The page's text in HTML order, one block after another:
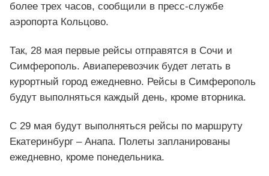
более трех часов, сообщили в пресс-службе
аэропорта Кольцово.
Так, 28 мая первые рейсы отправятся в Сочи и
Симферополь. Авиаперевозчик будет летать в
курортный город ежедневно. Рейсы в Симферополь
будут выполняться каждый день, кроме вторника.
С 29 мая будут выполняться рейсы по маршруту
Екатеринбург – Анапа. Полеты запланированы
ежедневно, кроме понедельника.